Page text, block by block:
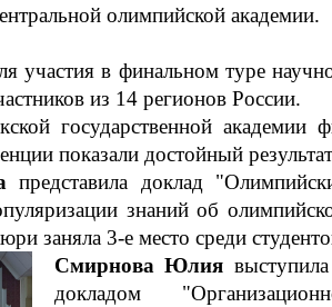
олимпийской академии.
участия в финальном туре
из 14 регионов России.
государственной
показали достойный
представила доклад
знаний об
заняла 3-е место среди
Смирнова Юлия
докладом